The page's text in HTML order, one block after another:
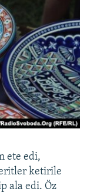
ete edi,
ketirile
ala edi. Öz